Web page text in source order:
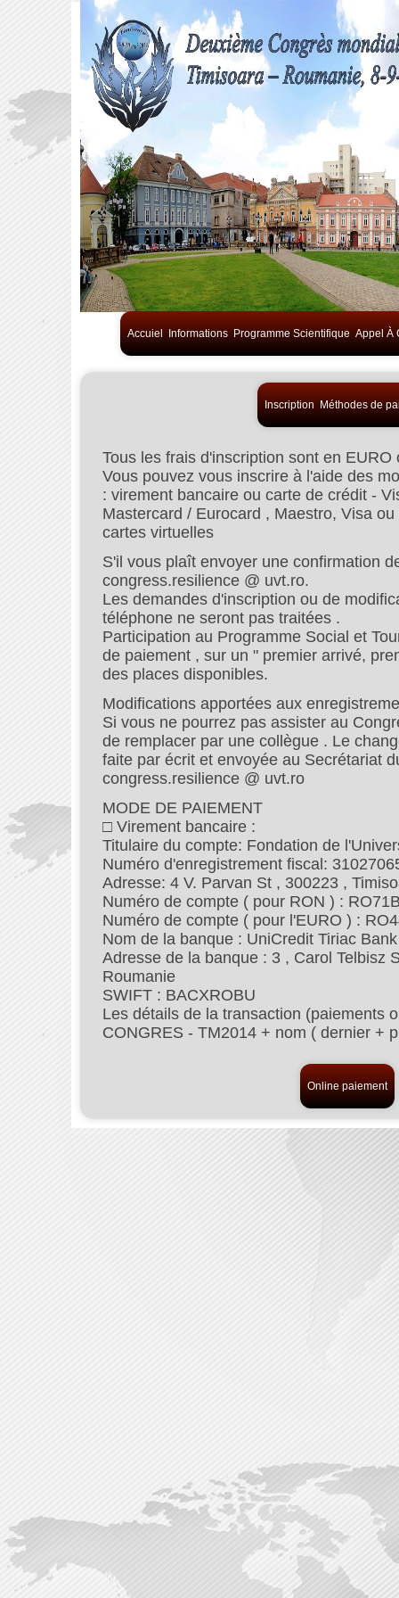
Accuiel Informations Programme Scientifique Appel À
Inscription Méthodes de
Tous les frais d'inscription sont en
Vous pouvez vous inscrire à l'aide des
: virement bancaire ou carte de crédit -
Mastercard / Eurocard , Maestro, Visa
cartes virtuelles
S'il vous plaît envoyer une confirmation
congress.resilience @ uvt.ro.
Les demandes d'inscription ou de
téléphone ne seront pas traitées .
Participation au Programme Social et
de paiement , sur un " premier arrivé,
des places disponibles.
Modifications apportées aux
Si vous ne pourrez pas assister au
de remplacer par une collègue . Le
faite par écrit et envoyée au Secrétariat
congress.resilience @ uvt.ro
MODE DE PAIEMENT
□ Virement bancaire :
Titulaire du compte: Fondation de
Numéro d'enregistrement fiscal:
Adresse: 4 V. Parvan St , 300223 ,
Numéro de compte ( pour RON ) :
Numéro de compte ( pour l'EURO ) :
Nom de la banque : UniCredit Tiriac Bank
Adresse de la banque : 3 , Carol Telbisz
Roumanie
SWIFT : BACXROBU
Les détails de la transaction (paiements
CONGRES - TM2014 + nom ( dernier +
Online paiement